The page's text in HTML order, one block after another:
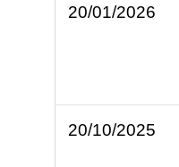
20/01/2026
20/10/2025